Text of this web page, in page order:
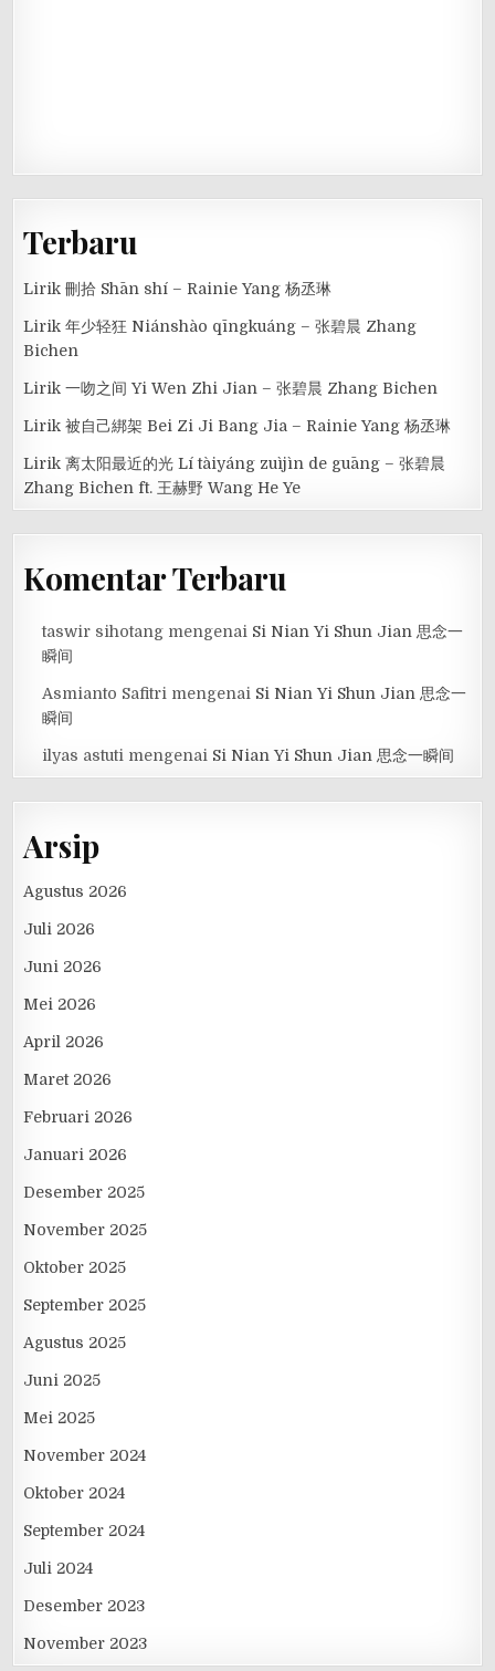
Terbaru
Lirik 刪拾 Shān shí – Rainie Yang 杨丞琳
Lirik 年少轻狂 Niánshào qīngkuáng – 张碧晨 Zhang
Bichen
Lirik 一吻之间 Yi Wen Zhi Jian – 张碧晨 Zhang Bichen
Lirik 被自己綁架 Bei Zi Ji Bang Jia – Rainie Yang 杨丞琳
Lirik 离太阳最近的光 Lí tàiyáng zuìjìn de guāng – 张碧晨
Zhang Bichen ft. 王赫野 Wang He Ye
Komentar Terbaru
taswir sihotang mengenai Si Nian Yi Shun Jian 思念一
瞬间
Asmianto Safitri mengenai Si Nian Yi Shun Jian 思念一
瞬间
ilyas astuti mengenai Si Nian Yi Shun Jian 思念一瞬间
Arsip
Agustus 2026
Juli 2026
Juni 2026
Mei 2026
April 2026
Maret 2026
Februari 2026
Januari 2026
Desember 2025
November 2025
Oktober 2025
September 2025
Agustus 2025
Juni 2025
Mei 2025
November 2024
Oktober 2024
September 2024
Juli 2024
Desember 2023
November 2023